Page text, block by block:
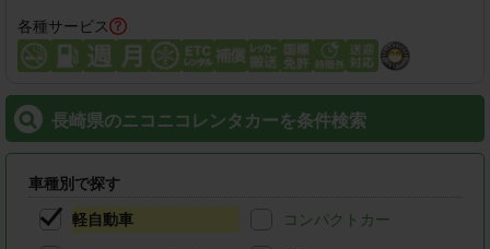
各種サービス
長崎県のニコニコレンタカーを条件検索
車種別で探す
軽自動車 コンパクトカー